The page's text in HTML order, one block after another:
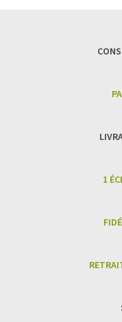
1